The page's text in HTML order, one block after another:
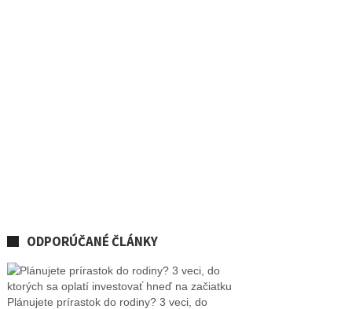
ODPORÚČANÉ ČLÁNKY
Plánujete prírastok do rodiny? 3 veci, do